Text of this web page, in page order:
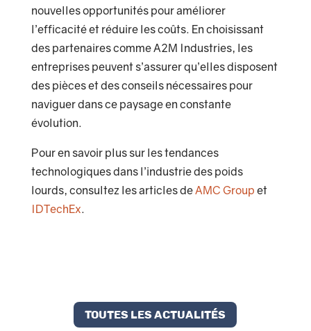
nouvelles opportunités pour améliorer
l’efficacité et réduire les coûts. En choisissant
des partenaires comme A2M Industries, les
entreprises peuvent s’assurer qu’elles disposent
des pièces et des conseils nécessaires pour
naviguer dans ce paysage en constante
évolution.
Pour en savoir plus sur les tendances
technologiques dans l’industrie des poids
lourds, consultez les articles deAMC Group et
IDTechEx.
Toutes les actualités